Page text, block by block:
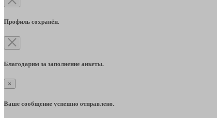
Профиль сохранён.
Благодарим за заполнение анкеты.
×
Ваше сообщение успешно отправлено.